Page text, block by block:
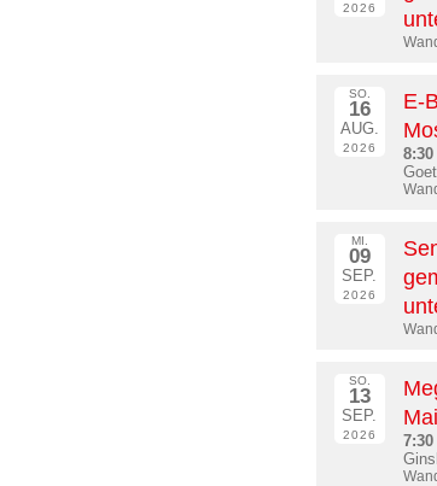
2026
SO.
16
AUG.
2026
E-
8:30
MI.
09
SEP.
2026
SO.
13
SEP.
2026 7:30